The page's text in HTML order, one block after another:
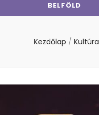
BELFÖLD
Kezdőlap / Kultúra